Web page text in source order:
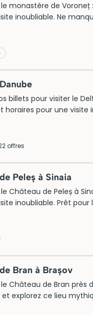
monastère de Voroneț
inoubliable. Ne
billets pour visiter le
horaires pour une visite
offres
Peleș à Sinaia
Château de Peleș à
inoubliable. Prêt pour
Bran à Brașov
Château de Bran près
explorez ce lieu